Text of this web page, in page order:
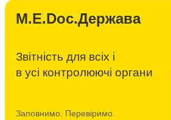
M.E.Doc.Держава
Звітність для всіх і
в усі контролюючі органи
Заповнимо. Перевіримо.